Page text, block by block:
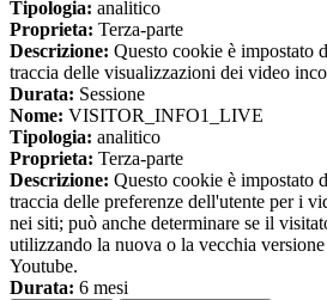
Tipologia: analitico
Proprieta: Terza-parte
Descrizione: Questo cookie è impostato
traccia delle visualizzazioni dei video
Durata: Sessione
Nome: VISITOR_INFO1_LIVE
Tipologia: analitico
Proprieta: Terza-parte
Descrizione: Questo cookie è impostato
traccia delle preferenze dell'utente per i
nei siti; può anche determinare se il
utilizzando la nuova o la vecchia
Youtube.
Durata: 6 mesi